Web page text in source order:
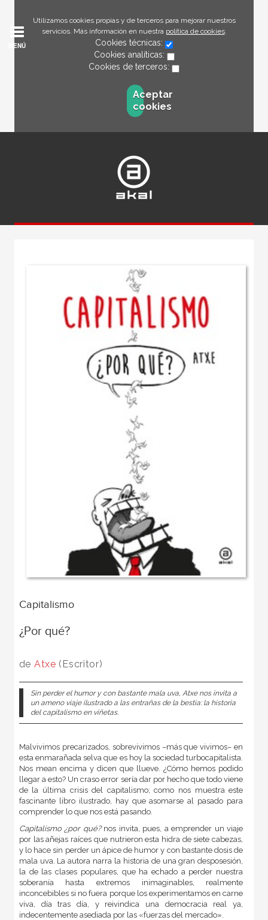
Utilizamos cookies propias y de terceros para mejorar nuestros
servicios. Más información en nuestra política de cookies.
Cookies técnicas:
Cookies analíticas:
Cookies de terceros:
Aceptar
cookies
MENÚ
Capitalismo
¿Por qué?
de Atxe (Escritor)
Sin perder el humor y con bastante mala uva, Atxe nos invita a
un ameno viaje ilustrado a las entrañas de la bestia: la historia
del capitalismo en viñetas.
Malvivimos precarizados, sobrevivimos –más que vivimos– en
esta enmarañada selva que es hoy la sociedad turbocapitalista.
Nos mean encima y dicen que llueve. ¿Cómo hemos podido
llegar a esto? Un craso error sería dar por hecho que todo viene
de la última crisis del capitalismo; como nos muestra este
fascinante libro ilustrado, hay que asomarse al pasado para
comprender lo que nos está pasando.
Capitalismo ¿por qué?nos invita, pues, a emprender un viaje
por las añejas raíces que nutrieron esta hidra de siete cabezas,
y lo hace sin perder un ápice de humor y con bastante dosis de
mala uva. La autora narra la historia de una gran desposesión,
la de las clases populares, que ha echado a perder nuestra
soberanía hasta extremos inimaginables, realmente
inconcebibles si no fuera porque los experimentamos en carne
viva, día tras día, y reivindica una democracia real ya,
indecentemente asediada por las «fuerzas del mercado».